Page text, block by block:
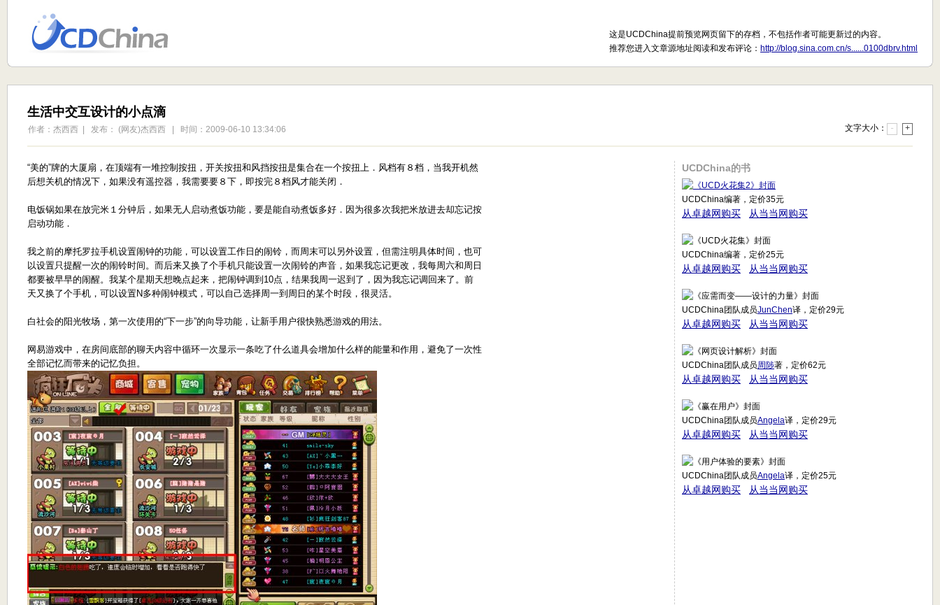
这是UCDChina提前预览网页留下的存档，不包括作者可能更新过的内容。
推荐您进入文章源地址阅读和发布评论： http://blog.sina.com.cn/s......0100dbrv.html
生活中交互设计的小点滴
作者：杰西西 | 发布： (网友)杰西西 | 时间：2009-06-10 13:34:06 文字大小： - +
“美的”牌的大厦扇，在顶端有一堆控制按扭，开关按扭和风挡按扭是集合在一个按扭上．风档有８档，当我开机然
后想关机的情况下，如果没有遥控器，我需要要８下，即按完８档风才能关闭．
电饭锅如果在放完米１分钟后，如果无人启动煮饭功能，要是能自动煮饭多好．因为很多次我把米放进去却忘记按
启动功能．
我之前的摩托罗拉手机设置闹钟的功能，可以设置工作日的闹铃，而周末可以另外设置，但需注明具体时间，也可
以设置只提醒一次的闹铃时间。而后来又换了个手机只能设置一次闹铃的声音，如果我忘记更改，我每周六和周日
都要被早早的闹醒。我某个星期天想晚点起来，把闹钟调到10点，结果我周一迟到了，因为我忘记调回来了。前
天又换了个手机，可以设置N多种闹钟模式，可以自己选择周一到周日的某个时段，很灵活。
白社会的阳光牧场，第一次使用的“下一步”的向导功能，让新手用户很快熟悉游戏的用法。
网易游戏中，在房间底部的聊天内容中循环一次显示一条吃了什么道具会增加什么样的能量和作用，避免了一次性
全部记忆而带来的记忆负担。
UCDChina的书
UCDChina编著，定价35元
从卓越网购买 从当当网购买
UCDChina编著，定价25元
从卓越网购买 从当当网购买
UCDChina团队成员JunChen译，定价29元
从卓越网购买 从当当网购买
UCDChina团队成员周陟著，定价62元
从卓越网购买 从当当网购买
UCDChina团队成员Angela译，定价29元
从卓越网购买 从当当网购买
UCDChina团队成员Angela译，定价25元
从卓越网购买 从当当网购买